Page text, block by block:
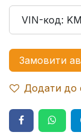
VIN-код:
Замовити
Додати до